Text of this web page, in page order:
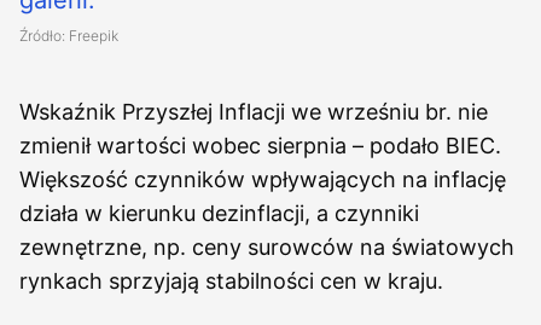
Źródło: Freepik
Wskaźnik Przyszłej Inflacji we wrześniu br. nie
zmienił wartości wobec sierpnia – podało BIEC.
Większość czynników wpływających na inflację
działa w kierunku dezinflacji, a czynniki
zewnętrzne, np. ceny surowców na światowych
rynkach sprzyjają stabilności cen w kraju.